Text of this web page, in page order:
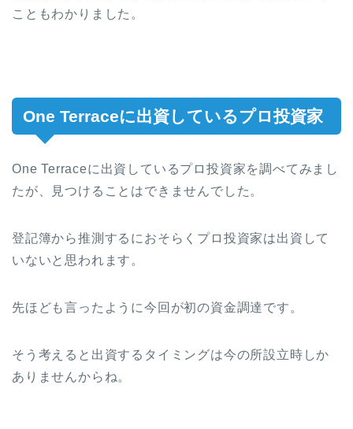
こともわかりました。
One Terraceに出資しているプロ投資家
One Terraceに出資しているプロ投資家を調べてみまし
たが、見つけることはできませんでした。
登記簿から推測するにおそらくプロ投資家は出資して
いないと思われます。
先ほども言ったように今回が初の資金調達です。
そう考えると出資するタイミングは今の所設立時しか
ありませんからね。